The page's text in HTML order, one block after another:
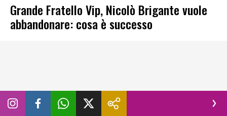
Grande Fratello Vip, Nicolò Brigante vuole
abbandonare: cosa è successo